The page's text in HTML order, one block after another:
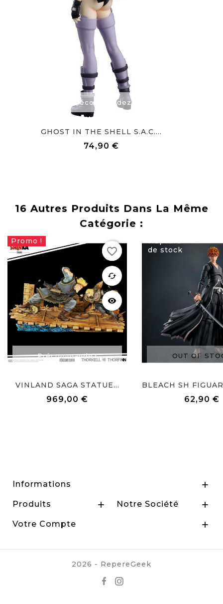
Précommandez
GHOST IN THE SHELL S.A.C....
74,90 €
16 Autres Produits Dans La Même
Catégorie :
Promo !
Précommandez
favorite
cached
visibility
VINLAND SAGA STATUE...
969,00 €
favorite_border
Rupture
de stock
OUT OF
62,90 €
Informations 
Produits  Notre Société 
Votre Compte 
2026 - RepereGeek